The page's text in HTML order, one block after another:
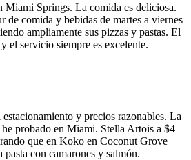
Miami Springs. La comida es deliciosa.
de comida y bebidas de martes a viernes
ampliamente sus pizzas y pastas. El
el servicio siempre es excelente.
y precios razonables. La
probado en Miami. Stella Artois a $4
que en Koko en Coconut Grove
con camarones y salmón.